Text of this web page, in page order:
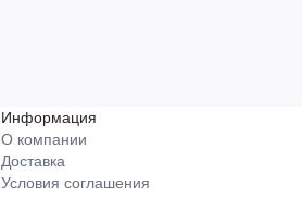
Информация
О компании
Доставка
Условия соглашения